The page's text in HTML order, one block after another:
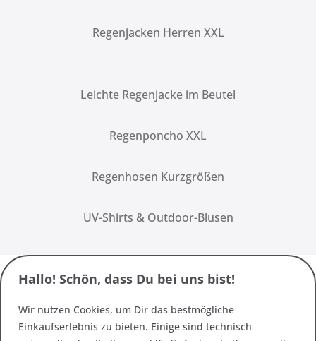
Regenjacken Herren XXL
Leichte Regenjacke im Beutel
Regenponcho XXL
Regenhosen Kurzgrößen
UV-Shirts & Outdoor-Blusen
Hallo! Schön, dass Du bei uns bist!
Wir nutzen Cookies, um Dir das bestmögliche
Einkaufserlebnis zu bieten. Einige sind technisch